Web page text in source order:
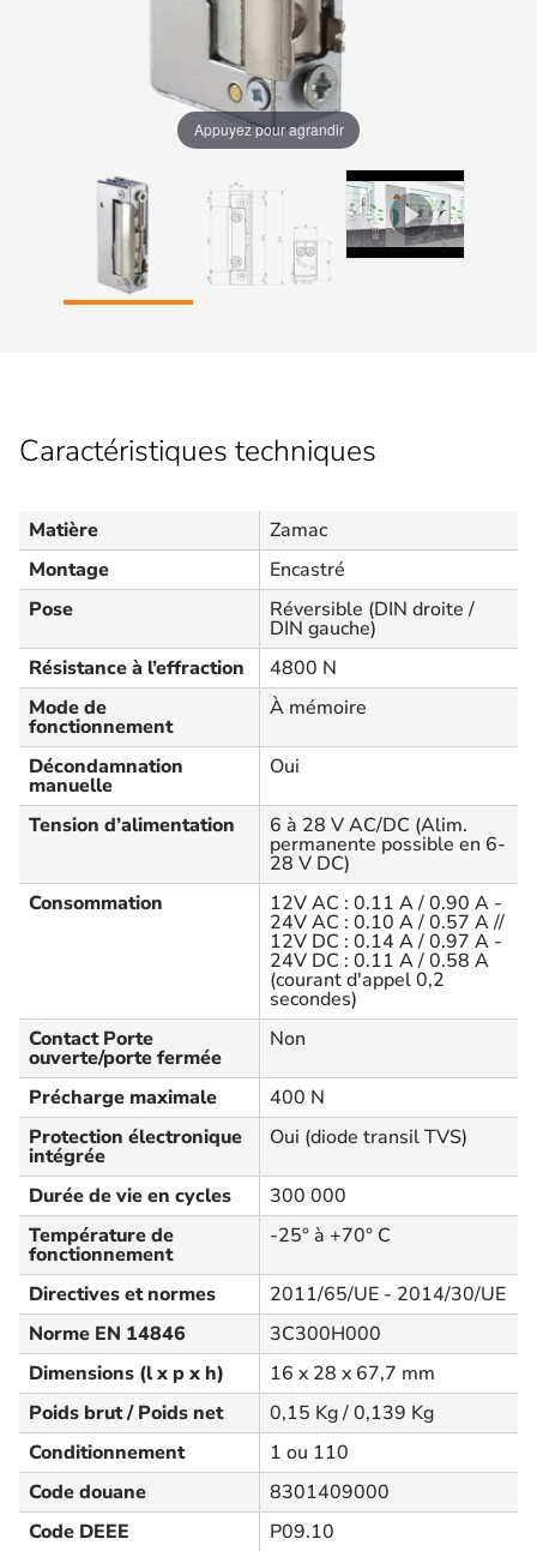
Appuyez pour agrandir
Caractéristiques techniques
Matière
Zamac
Montage
Encastré
Pose
Réversible (DIN droite /
DIN gauche)
Résistance à l’effraction
4800 N
Mode de
fonctionnement
À mémoire
Décondamnation
manuelle
Oui
Tension d’alimentation 6 à 28 V AC/DC (Alim.
permanente possible en 6-
28 V DC)
Consommation
12V AC : 0.11 A / 0.90 A -
24V AC : 0.10 A / 0.57 A //
12V DC : 0.14 A / 0.97 A -
24V DC : 0.11 A / 0.58 A
(courant d'appel 0,2
secondes)
Contact Porte
ouverte/porte fermée
Non
Précharge maximale
400 N
Protection électronique
intégrée
Oui (diode transil TVS)
Durée de vie en cycles
300 000
Température de
fonctionnement
-25° à +70° C
Directives et normes
2011/65/UE - 2014/30/UE
Norme EN 14846
3C300H000
Dimensions (l x p x h)
16 x 28 x 67,7 mm
Poids brut / Poids net
0,15 Kg / 0,139 Kg
Conditionnement
1 ou 110
Code douane
8301409000
Code DEEE
P09.10